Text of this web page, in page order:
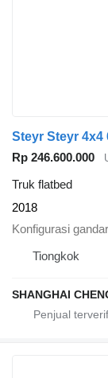
Rp 246.600.000
Truk flatbed
2018
Konfigurasi gandar
Tiongkok
SHANGHAI